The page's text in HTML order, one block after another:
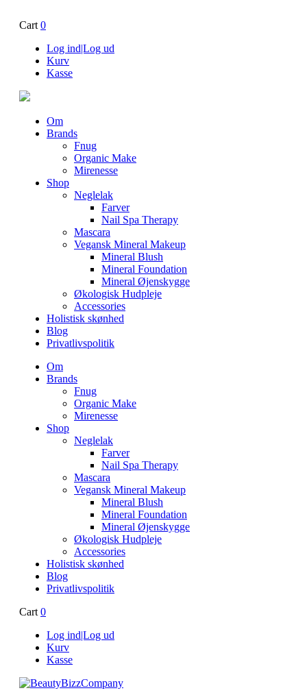
Cart 0
Log ind|Log ud
Kurv
Kasse
Om
Brands
Fnug
Organic Make
Mirenesse
Shop
Neglelak
Farver
Nail Spa Therapy
Mascara
Vegansk Mineral Makeup
Mineral Blush
Mineral Foundation
Mineral Øjenskygge
Økologisk Hudpleje
Accessories
Holistisk skønhed
Blog
Privatlivspolitik
Om
Brands
Fnug
Organic Make
Mirenesse
Shop
Neglelak
Farver
Nail Spa Therapy
Mascara
Vegansk Mineral Makeup
Mineral Blush
Mineral Foundation
Mineral Øjenskygge
Økologisk Hudpleje
Accessories
Holistisk skønhed
Blog
Privatlivspolitik
Cart 0
Log ind|Log ud
Kurv
Kasse